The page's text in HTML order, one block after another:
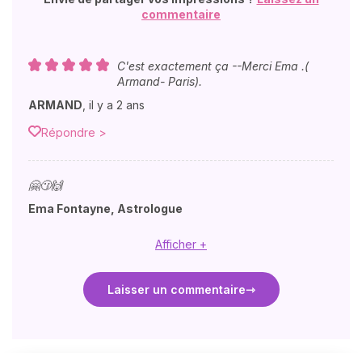
commentaire
C'est exactement ça --Merci Ema .(
Armand- Paris).
ARMAND il y a 2 ans
Répondre >
🤗😗🙌
Ema Fontayne, Astrologue
Afficher +
Laisser un commentaire